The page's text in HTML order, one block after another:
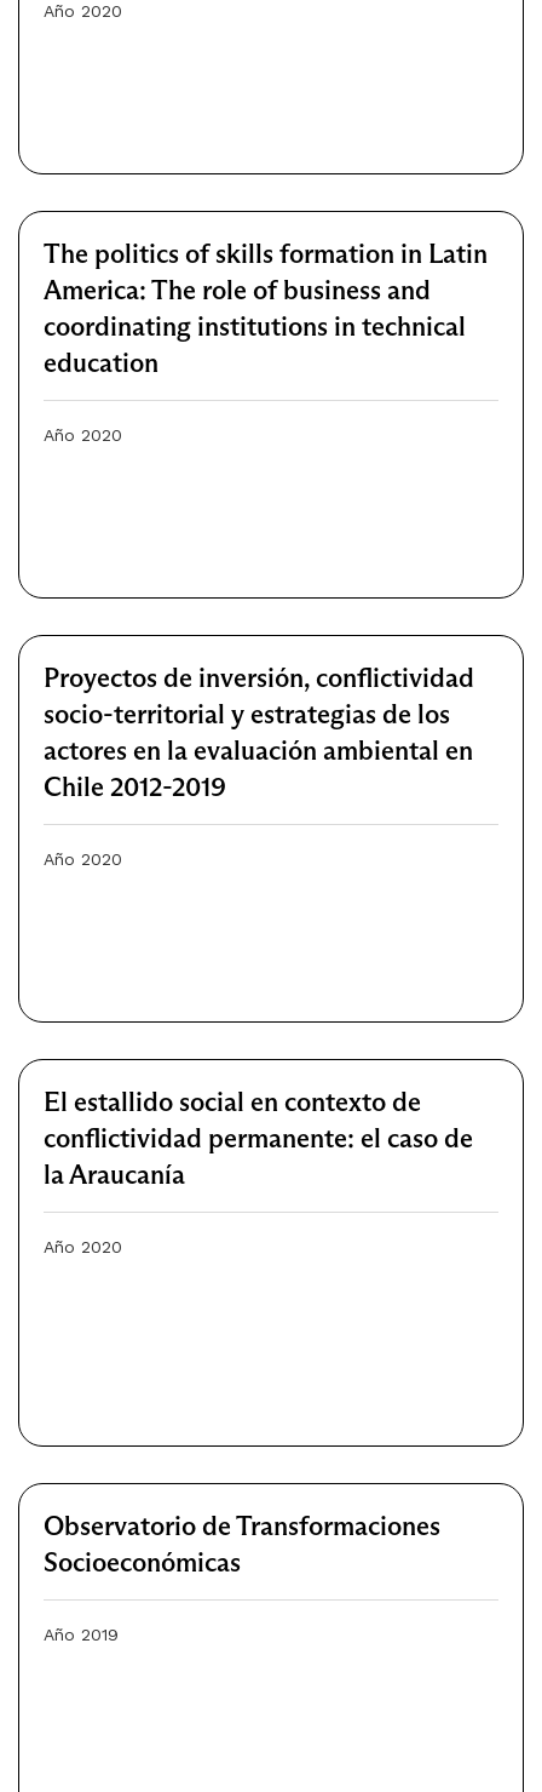
Año 2020
The politics of skills formation in Latin
America: The role of business and
coordinating institutions in technical
education
Año 2020
Proyectos de inversión, conflictividad
socio-territorial y estrategias de los
actores en la evaluación ambiental en
Chile 2012-2019
Año 2020
El estallido social en contexto de
conflictividad permanente: el caso de
la Araucanía
Año 2020
Observatorio de Transformaciones
Socioeconómicas
Año 2019